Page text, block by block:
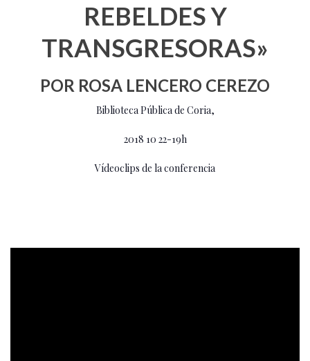
REBELDES Y
TRANSGRESORAS»
POR ROSA LENCERO CEREZO
Biblioteca Pública de Coria,
2018 10 22-19h
Vídeoclips de la conferencia